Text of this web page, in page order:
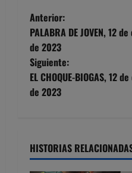
N
a
v
e
a
Anterior:
PALABRA DE JOVEN, 12
de 2023
Siguiente:
EL CHOQUE-BIOGAS, 12
de 2023
HISTORIAS